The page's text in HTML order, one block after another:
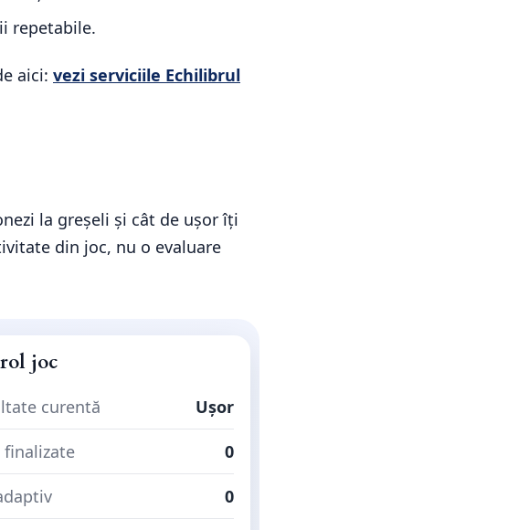
repetabile.
aici: vezi serviciile Echilibrul
la greșeli și cât de ușor îți
din joc, nu o evaluare
joc
curentă Ușor
finalizate 0
0